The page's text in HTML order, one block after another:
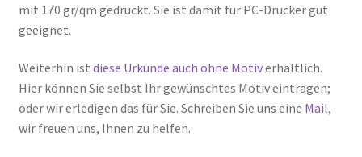
mit 170 gr/qm gedruckt. Sie ist damit für PC-Drucker gut
geeignet.
Weiterhin ist diese Urkunde auch ohne Motiverhältlich.
Hier können Sie selbst Ihr gewünschtes Motiv eintragen;
oder wir erledigen das für Sie. Schreiben Sie uns eine Mail,
wir freuen uns, Ihnen zu helfen.